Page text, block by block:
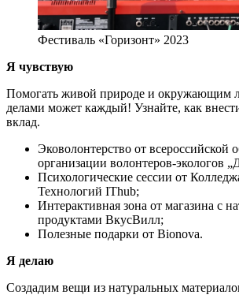
Фестиваль «Горизонт» 2023
Я чувствую
Помогать живой природе и окружающим
делами может каждый! Узнайте, как
вклад.
Эковолонтерство от всероссийской
организации волонтеров-экологов
Психологические сессии от
Технологий IThub;
Интерактивная зона от магазина с
продуктами ВкусВилл;
Полезные подарки от Bionova.
Я делаю
Создадим вещи из натуральных